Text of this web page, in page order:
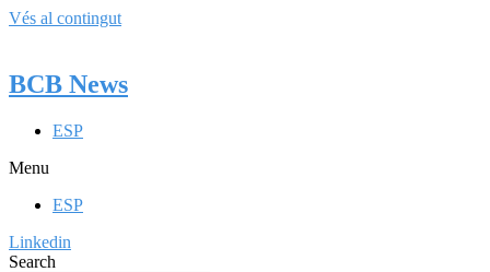
Vés al contingut
BCB News
ESP
Menu
ESP
Linkedin
Search